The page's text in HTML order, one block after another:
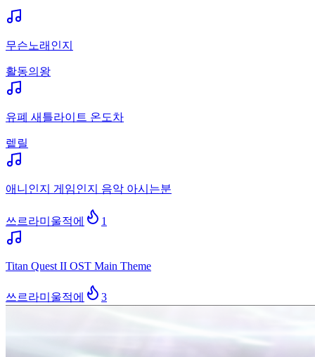
무슨노래인지
활동의왕
유폐 새틀라이트 온도차
렡릴
애니인지 게임인지 음악 아시는분
쓰르라미울적에 1
Titan Quest II OST Main Theme
쓰르라미울적에 3